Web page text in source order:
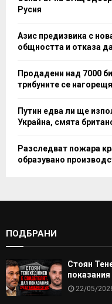
Русия
Азис предизвика с
общността и отказа
Продадени над 7000
трибуните се
Путин едва ли ще
Украйна, смята
Разследват пожара
образувано
ПОДБРАНИ
Стоян
22/05/